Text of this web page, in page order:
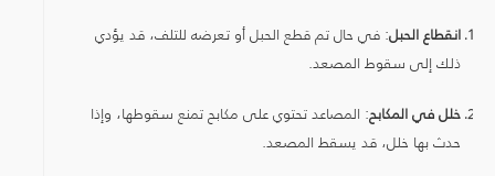
انقطاع الحبل: في حال تم قطع الحبل أو تعرضه للتلف، قد يؤدي
ذلك إلى سقوط المصعد.
خلل في المكابح: المصاعد تحتوي على مكابح تمنع سقوطها، وإذا
حدث بها خلل، قد يسقط المصعد.